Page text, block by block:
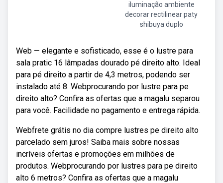
iluminação ambiente
decorar rectilinear paty
shibuya duplo
Web — elegante e sofisticado, esse é o lustre para
sala pratic 16 lâmpadas dourado pé direito alto. Ideal
para pé direito a partir de 4,3 metros, podendo ser
instalado até 8. Webprocurando por lustre para pe
direito alto? Confira as ofertas que a magalu separou
para você. Facilidade no pagamento e entrega rápida.
Webfrete grátis no dia compre lustres pe direito alto
parcelado sem juros! Saiba mais sobre nossas
incríveis ofertas e promoções em milhões de
produtos. Webprocurando por lustres para pe direito
alto 6 metros? Confira as ofertas que a magalu